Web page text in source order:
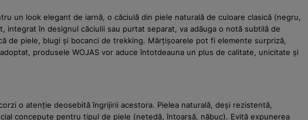
un look elegant de iarnă, o căciulă din piele naturală de culoare clasică (negru,
integrat în designul căciulii sau purtat separat, va adăuga o notă subtilă de
de piele, blugi și bocanci de trekking. Mărțișoarele pot fi elemente surpriză,
produsele WOJAS vor aduce întotdeauna un plus de calitate, unicitate și
o atenție deosebită îngrijirii acestora. Pielea naturală, deși rezistentă,
concepute pentru tipul de piele (netedă, întoarsă, năbuc). Evită expunerea